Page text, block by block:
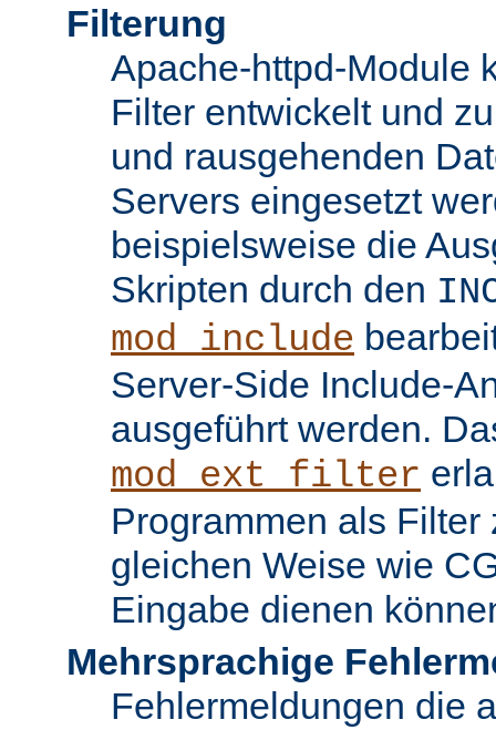
Filterung
Apache-httpd-Module
Filter entwickelt und
und rausgehenden
Servers eingesetzt
beispielsweise die
Skripten durch den
mod_include
Server-Side Include-
ausgeführt werden.
mod_ext_filter
Programmen als Filter
gleichen Weise wie
Eingabe dienen
Mehrsprachige
Fehlermeldungen die